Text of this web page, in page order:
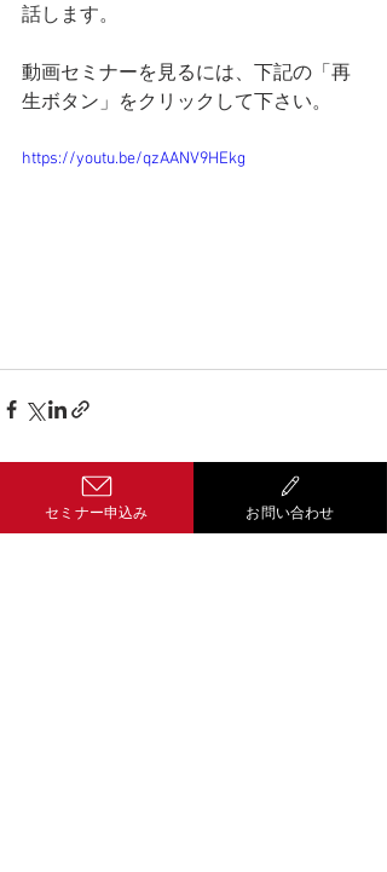
話します。
動画セミナーを見るには、下記の「再
生ボタン」をクリックして下さい。
https://youtu.be/qzAANV9HEkg
コメント
セミナー申込み お問い合わせ